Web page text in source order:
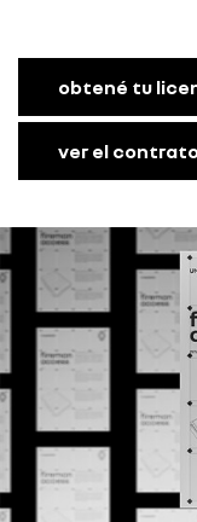
obtené tu
ver el